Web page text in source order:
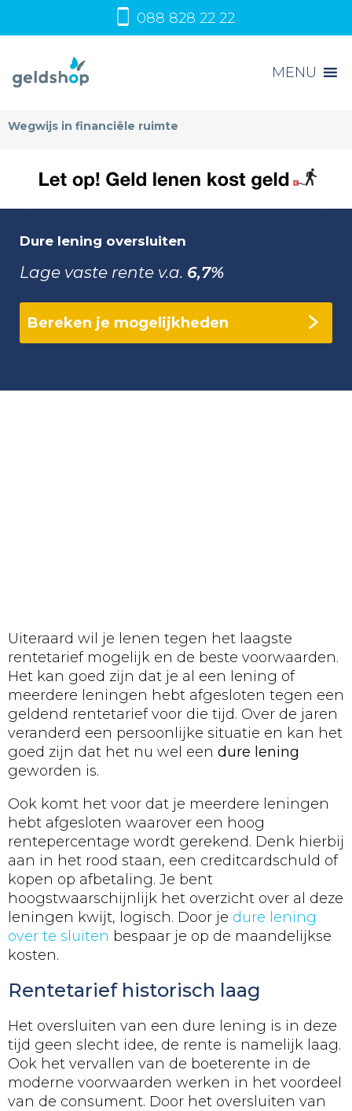
088 828 22 22
MENU
Wegwijs in financiële ruimte
Dure lening oversluiten
Lage vaste rente v.a. 6,7%
Bereken je mogelijkheden
Uiteraard wil je lenen tegen het laagste
rentetarief mogelijk en de beste voorwaarden.
Het kan goed zijn dat je al een lening of
meerdere leningen hebt afgesloten tegen een
geldend rentetarief voor die tijd. Over de jaren
veranderd een persoonlijke situatie en kan het
goed zijn dat het nu wel een dure lening
geworden is.
Ook komt het voor dat je meerdere leningen
hebt afgesloten waarover een hoog
rentepercentage wordt gerekend. Denk hierbij
aan in het rood staan, een creditcardschuld of
kopen op afbetaling. Je bent
hoogstwaarschijnlijk het overzicht over al deze
leningen kwijt, logisch. Door je dure lening
over te sluiten bespaar je op de maandelijkse
kosten.
Rentetarief historisch laag
Het oversluiten van een dure lening is in deze
tijd geen slecht idee, de rente is namelijk laag.
Ook het vervallen van de boeterente in de
moderne voorwaarden werken in het voordeel
van de consument. Door het oversluiten van